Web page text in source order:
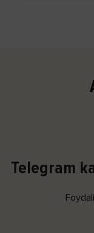
Telegram